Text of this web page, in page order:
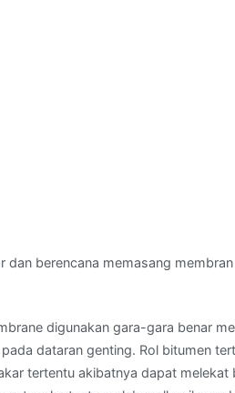
berencana memasang
digunakan gara-gara benar
dataran genting. Rol bitumen
tertentu akibatnya dapat melekat